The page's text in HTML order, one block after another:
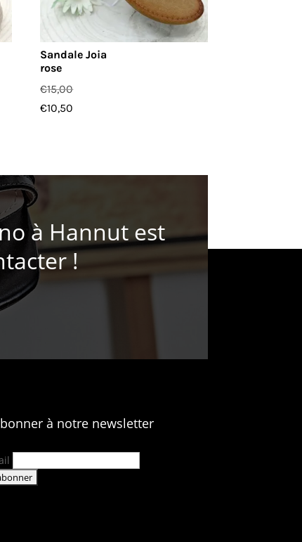
Sandale Joia
rose
€15,00
€10,50
à Hannut est
!
à notre newsletter